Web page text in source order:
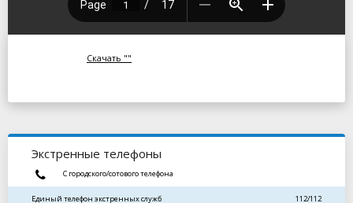
Скачать ""
Экстренные телефоны
С городского/сотового телефона
Единый телефон экстренных служб 112/112